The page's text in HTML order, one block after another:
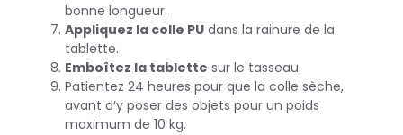
bonne longueur.
Appliquez la colle PU dans la rainure de la
tablette.
Emboîtez la tablette sur le tasseau.
Patientez 24 heures pour que la colle sèche,
avant d’y poser des objets pour un poids
maximum de 10 kg.